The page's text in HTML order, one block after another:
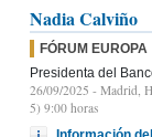
Nadia Calviño
FÓRUM EUROPA
Presidenta del
26/09/2025 - Madrid,
5) 9:00 horas